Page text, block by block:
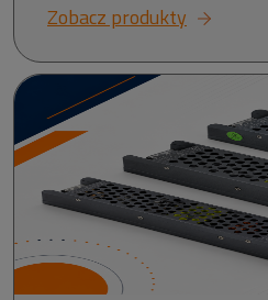
Zobacz produkty